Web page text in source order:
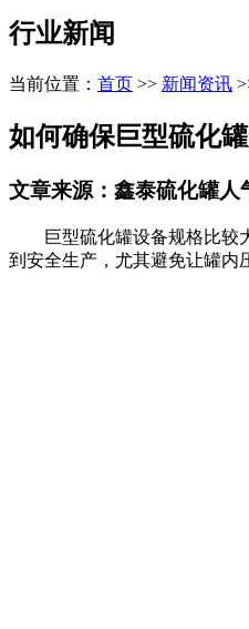
行业新闻
当前位置： 首页 >> 新闻资讯
如何确保巨型硫化
文章来源：鑫泰硫化罐人
巨型硫化罐设备规格比较大
到安全生产，尤其避免让罐内